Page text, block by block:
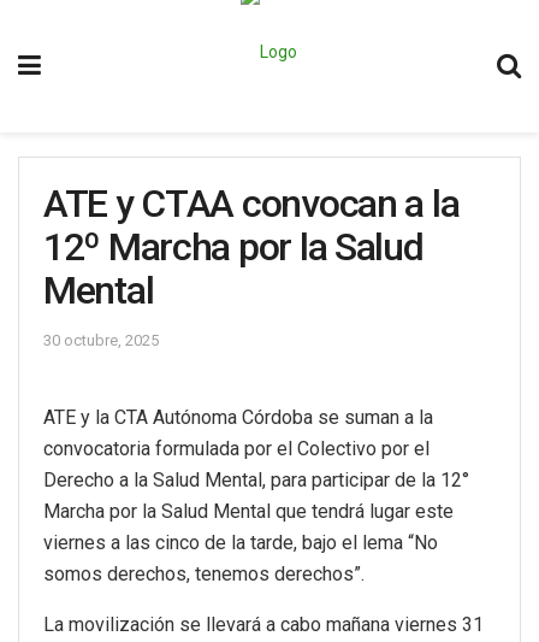
ATE y CTAA convocan a la
12º Marcha por la Salud
Mental
30 octubre, 2025
ATE y la CTA Autónoma Córdoba se suman a la
convocatoria formulada por el Colectivo por el
Derecho a la Salud Mental, para participar de la 12°
Marcha por la Salud Mental que tendrá lugar este
viernes a las cinco de la tarde, bajo el lema “No
somos derechos, tenemos derechos”.
La movilización se llevará a cabo mañana viernes 31